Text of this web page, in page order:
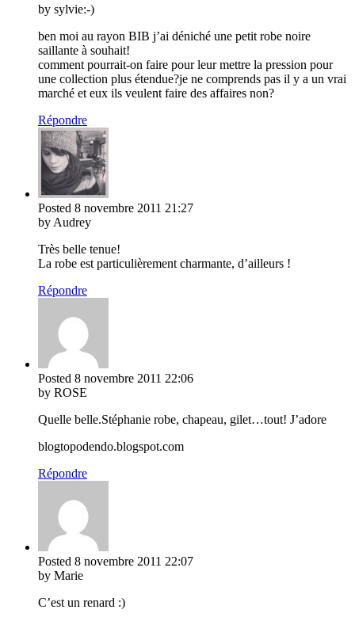
by sylvie:-)
ben moi au rayon BIB j’ai déniché une petit robe noire
saillante à souhait!
comment pourrait-on faire pour leur mettre la pression pour
une collection plus étendue?je ne comprends pas il y a un vrai
marché et eux ils veulent faire des affaires non?
Répondre
Posted 8 novembre 2011 21:27
by Audrey
Très belle tenue!
La robe est particulièrement charmante, d’ailleurs !
Répondre
Posted 8 novembre 2011 22:06
by ROSE
Quelle belle.Stéphanie robe, chapeau, gilet…tout! J’adore
blogtopodendo.blogspot.com
Répondre
Posted 8 novembre 2011 22:07
by Marie
C’est un renard :)